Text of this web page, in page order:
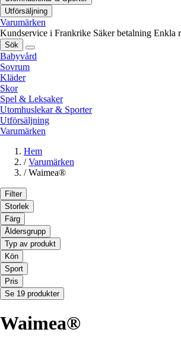
Utförsäljning
Varumärken
Kundservice i Frankrike Säker betalning Enkla
Sök
Babyvård
Sovrum
Kläder
Skor
Spel & Leksaker
Utomhuslekar & Sporter
Utförsäljning
Varumärken
Hem
/ Varumärken
/ Waimea®
Filter
Storlek
Färg
Åldersgrupp
Typ av produkt
Kön
Sport
Pris
Se 19 produkter
Waimea®